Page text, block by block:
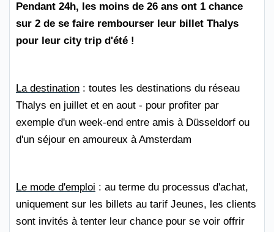
Pendant 24h, les moins de 26 ans ont 1 chance
sur 2 de se faire rembourser leur billet Thalys
pour leur city trip d'été !
La destination : toutes les destinations du réseau
Thalys en juillet et en aout - pour profiter par
exemple d'un week-end entre amis à Düsseldorf ou
d'un séjour en amoureux à Amsterdam
Le mode d'emploi : au terme du processus d'achat,
uniquement sur les billets au tarif Jeunes, les clients
sont invités à tenter leur chance pour se voir offrir